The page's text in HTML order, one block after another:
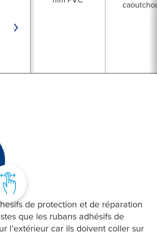
de protection et de réparation
que les rubans adhésifs de
l’extérieur car ils doivent coller sur